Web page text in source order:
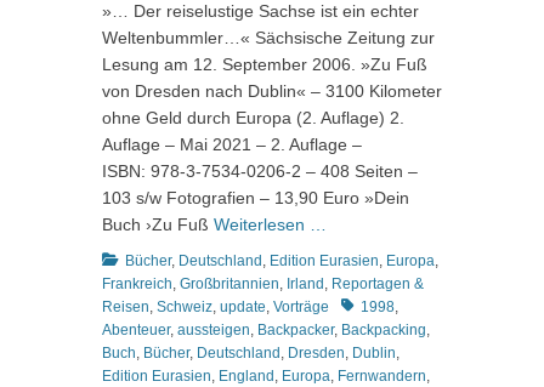
»… Der reiselustige Sachse ist ein echter
Weltenbummler…« Sächsische Zeitung zur
Lesung am 12. September 2006. »Zu Fuß
von Dresden nach Dublin« – 3100 Kilometer
ohne Geld durch Europa (2. Auflage) 2.
Auflage – Mai 2021 – 2. Auflage –
ISBN: 978-3-7534-0206-2 – 408 Seiten –
103 s/w Fotografien – 13,90 Euro »Dein
Buch ›Zu Fuß Weiterlesen …
Kategorien
Bücher, Deutschland , Edition Eurasien, Europa,
Frankreich, Großbritannien, Irland , Reportagen &
Reisen, Schweiz, update, Vorträge Schlagworte
1998,
Abenteuer, aussteigen, Backpacker, Backpacking,
Buch, Bücher, Deutschland , Dresden, Dublin,
Edition Eurasien, England , Europa, Fernwandern,